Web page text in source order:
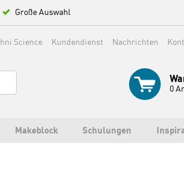
Große Auswahl
Science Kundendienst Nachrichten
0
Makeblock Schulungen